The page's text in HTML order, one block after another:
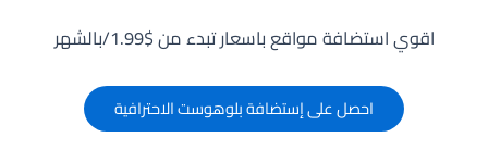
اقوي استضافة مواقع باسعار تبدء من $1.99/بالشهر
احصل على إستضافة بلوهوست الاحترافية
روابط مهمة
تواصل معنا